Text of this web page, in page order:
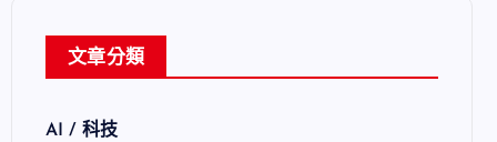
文章分類
AI / 科技